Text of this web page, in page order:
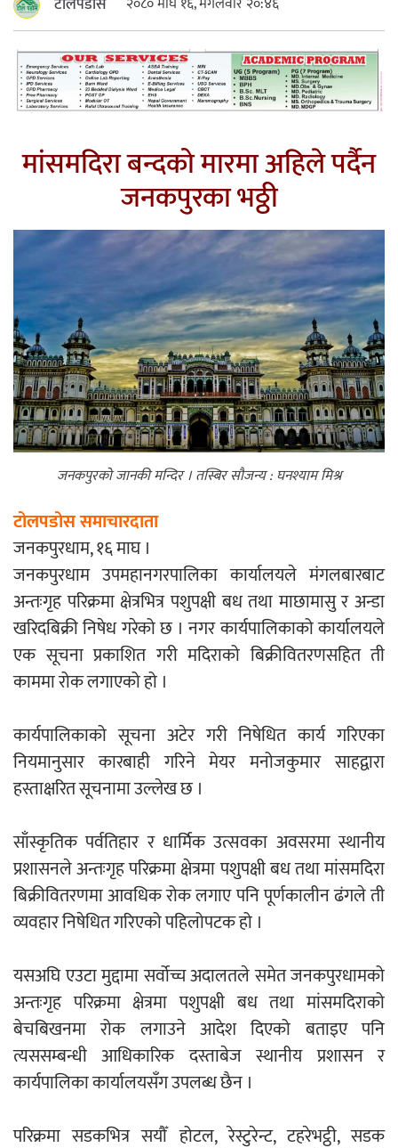
महत्त्वपूर्ण हुन्छ : मेयर मण्डल
रौतहटमा चट्याङ लाग्दा एककोे मृत्यु
श्रीमती बलात्कार मुद्दामा श्रीमान्लाई छ महिना
कैद, एक लाख रुपैयाँ क्षतिपूर्ति
एम्बुलेन्सको उपहार भारत र नेपालबीचको निकै
बलियो र जीवन्त विकास साझेदारीको एक
हिस्सा : नियोग उपप्रमुख श्रीवास्तव
प्रेस काउन्सिल सदस्य नियुक्तिमा विभेद भयो :
जनमत पत्रकार संघ
सहुलियत ऋण लिने बाटो
नदी अधिकारका ती कानुनी पाटा, जसले
बनाउँछ नदीलाई संरक्षण हकदार
प्रतिस्पर्धाबिनाको नियुक्ति बदरबारे अन्तरिम
आदेश निक्र्योल गर्न असार ६ मा पेसी
निर्धारित ठाउँमा राजर्षिजनक विश्वविद्यालय
मांसमदिरा बन्दको मारमा अहिले पर्दैन
जनकपुरका भठ्ठी
जनकपुरको जानकी मन्दिर । तस्बिर सौजन्य : घनश्याम मिश्र
टोलपडोस समाचारदाता
जनकपुरधाम, १६ माघ ।
जनकपुरधाम उपमहानगरपालिका कार्यालयले मंगलबारबाट
अन्तःगृह परिक्रमा क्षेत्रभित्र पशुपक्षी बध तथा माछामासु र अन्डा
खरिदबिक्री निषेध गरेको छ । नगर कार्यपालिकाको कार्यालयले
एक सूचना प्रकाशित गरी मदिराको बिक्रीवितरणसहित ती
काममा रोक लगाएको हो ।
कार्यपालिकाको सूचना अटेर गरी निषेधित कार्य गरिएका
नियमानुसार कारबाही गरिने मेयर मनोजकुमार साहद्वारा
हस्ताक्षरित सूचनामा उल्लेख छ ।
साँस्कृतिक पर्वतिहार र धार्मिक उत्सवका अवसरमा स्थानीय
प्रशासनले अन्तःगृह परिक्रमा क्षेत्रमा पशुपक्षी बध तथा मांसमदिरा
बिक्रीवितरणमा आवधिक रोक लगाए पनि पूर्णकालीन ढंगले ती
व्यवहार निषेधित गरिएको पहिलोपटक हो ।
यसअघि एउटा मुद्दामा सर्वोच्च अदालतले समेत जनकपुरधामको
अन्तःगृह परिक्रमा क्षेत्रमा पशुपक्षी बध तथा मांसमदिराको
बेचबिखनमा रोक लगाउने आदेश दिएको बताइए पनि
त्यससम्बन्धी आधिकारिक दस्ताबेज स्थानीय प्रशासन र
कार्यपालिका कार्यालयसँग उपलब्ध छैन ।
परिक्रमा सडकभित्र सयौँ होटल, रेस्टुरेन्ट, टहरेभट्ठी, सडक